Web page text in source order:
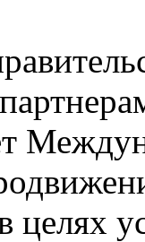
целях